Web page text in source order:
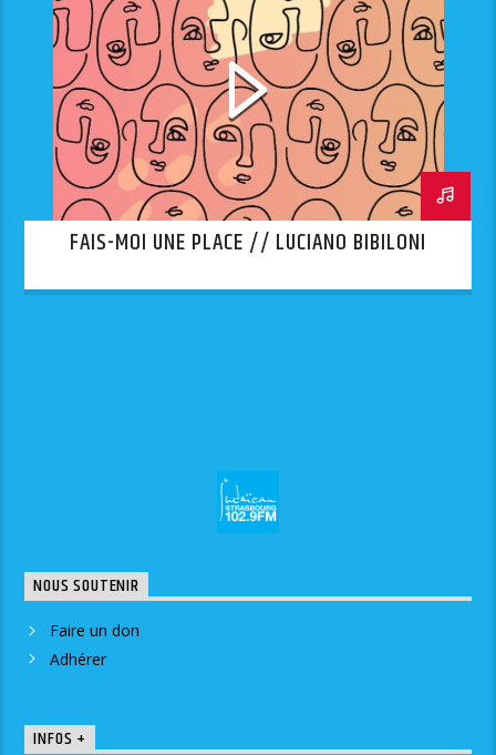
FAIS-MOI UNE PLACE // LUCIANO BIBILONI
NOUS SOUTENIR
Faire un don
Adhérer
INFOS +